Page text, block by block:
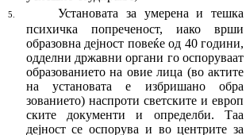
5.
Установата за умерена и тешка
психичка попреченост, иако врши
образовна дејност повеќе од 40 години,
одделни државни органи го оспоруваат
образованието на овие лица (во актите
на установата е избришано обра
зованието) наспроти светските и европ
ските документи и определби. Таа
дејност се оспорува и во центрите за